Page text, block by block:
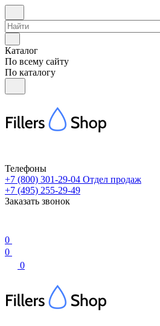
Каталог
По всему сайту
По каталогу
Телефоны
+7 (800) 301-29-04 Отдел продаж
+7 (495) 255-29-49
Заказать звонок
0
0
0